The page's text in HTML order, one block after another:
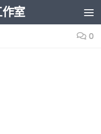
作室
0